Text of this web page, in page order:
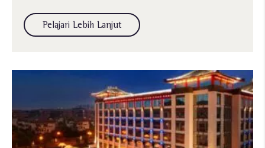
Pelajari Lebih Lanjut